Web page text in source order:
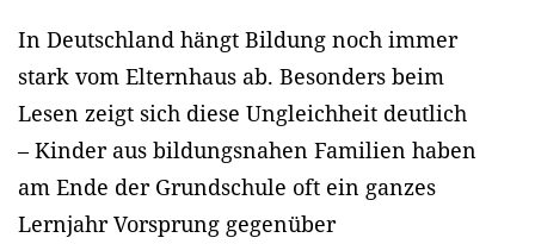
In Deutschland hängt Bildung noch immer
stark vom Elternhaus ab. Besonders beim
Lesen zeigt sich diese Ungleichheit deutlich
– Kinder aus bildungsnahen Familien haben
am Ende der Grundschule oft ein ganzes
Lernjahr Vorsprung gegenüber